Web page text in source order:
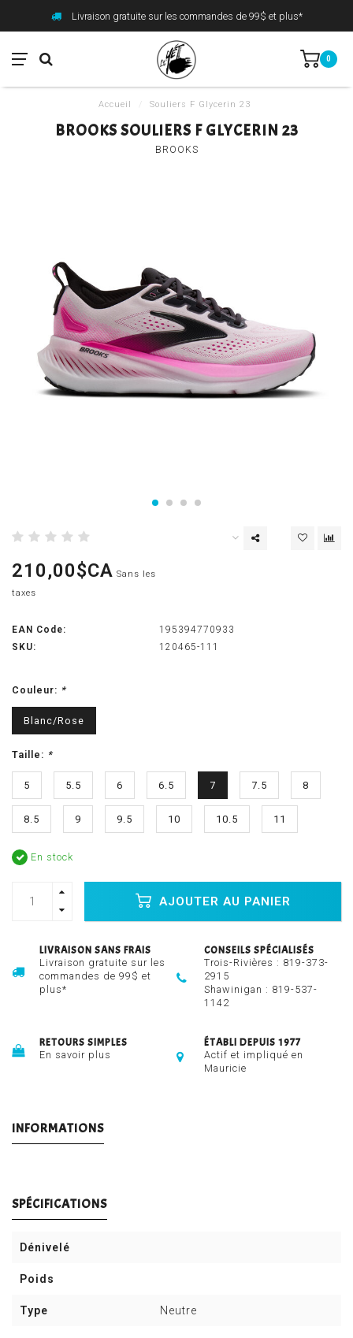
Livraison gratuite sur les commandes de 99$ et plus*
0
Accueil Souliers F Glycerin 23
BROOKS SOULIERS F GLYCERIN 23
BROOKS
210,00$CA Sans les
taxes
EAN Code:
195394770933
SKU:
120465-111
Couleur: *
Blanc/Rose
Taille: *
5 5.5 6 6.5 7 7.5 8
8.5 9 9.5 10 10.5 11
En stock
AJOUTER AU PANIER
LIVRAISON SANS FRAIS
Livraison gratuite sur les
commandes de 99$ et
plus*
CONSEILS SPÉCIALISÉS
Trois-Rivières : 819-373-
2915
Shawinigan : 819-537-
1142
RETOURS SIMPLES
En savoir plus
ÉTABLI DEPUIS 1977
Actif et impliqué en
Mauricie
INFORMATIONS
SPÉCIFICATIONS
Dénivelé
Poids
Type Neutre